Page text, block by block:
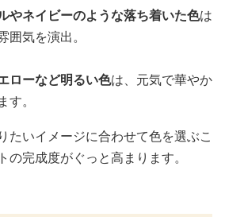
やネイビーのような落ち着いた色は
囲気を演出。
ローなど明るい色は、元気で華やか
。
たいイメージに合わせて色を選ぶこ
の完成度がぐっと高まります。